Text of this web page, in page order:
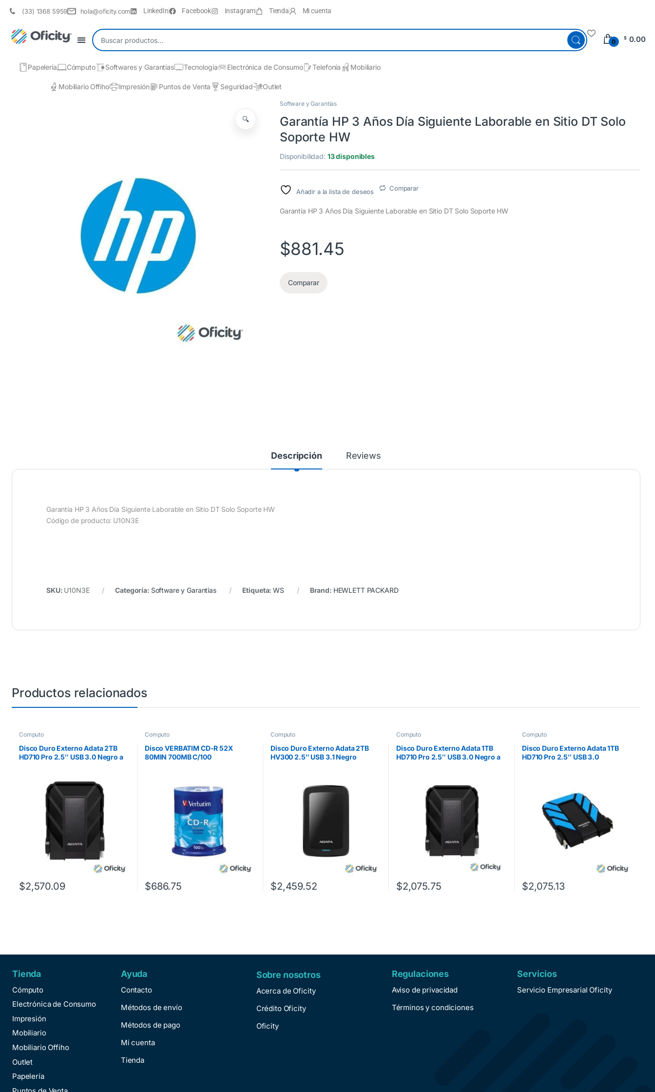
(33) 1368 5959 hola@oficity.com LinkedIn Facebook Instagram Tienda Mi cuenta
0
$ 0.00
Papelería Cómputo Softwares y Garantías Tecnología Electrónica de Consumo Telefonía Mobiliario
Mobiliario Offiho Impresión Puntos de Venta Seguridad Outlet
🔍
Software y Garantías
Garantía HP 3 Años Día Siguiente Laborable en Sitio DT Solo
Soporte HW
Disponibilidad: 13 disponibles
Añadir a la lista de deseos Comparar
Garantía HP 3 Años Día Siguiente Laborable en Sitio DT Solo Soporte HW
$881.45
Comparar
Descripción Reviews
Garantía HP 3 Años Día Siguiente Laborable en Sitio DT Solo Soporte HW
Código de producto: U10N3E
SKU: U10N3E Categoría: Software y Garantías Etiqueta:WS Brand: HEWLETT PACKARD
Productos relacionados
Computo
Disco Duro Externo Adata 2TB
HD710 Pro 2.5″ USB 3.0 Negro a
$2,570.09
Computo
Disco VERBATIM CD-R 52X
80MIN 700MB C/100
$686.75
Computo
Disco Duro Externo Adata 2TB
HV300 2.5″ USB 3.1 Negro
$2,459.52
Computo
Disco Duro Externo Adata 1TB
HD710 Pro 2.5″ USB 3.0 Negro a
$2,075.75
Computo
Disco Duro Externo Adata 1TB
HD710 Pro 2.5″ USB 3.0
$2,075.13
Tienda
Cómputo
Electrónica de Consumo
Impresión
Mobiliario
Mobiliario Offiho
Outlet
Papelería
Ayuda
Contacto
Métodos de envío
Métodos de pago
Mi cuenta
Tienda
Sobre nosotros
Acerca de Oficity
Crédito Oficity
Oficity
Regulaciones
Aviso de privacidad
Términos y condiciones
Servicios
Servicio Empresarial Oficity